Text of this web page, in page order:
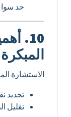
حد سواء
10.
المبكرة
الاستشارة
تحديد
تقليل